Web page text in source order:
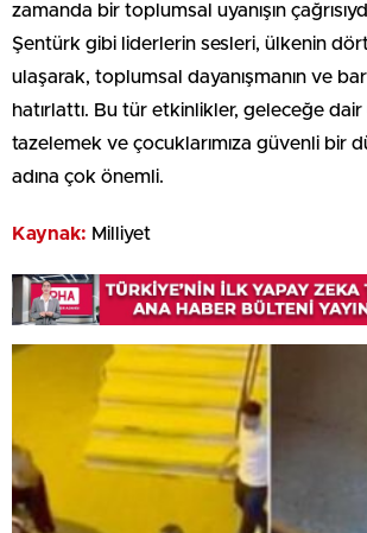
zamanda bir toplumsal uyanışın
Şentürk gibi liderlerin sesleri, ülkenin dört
ulaşarak, toplumsal dayanışmanın ve
hatırlattı. Bu tür etkinlikler, geleceğe dair
tazelemek ve çocuklarımıza güvenli bir
adına çok önemli.
Kaynak: Milliyet